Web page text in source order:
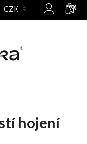
(0)
hojení